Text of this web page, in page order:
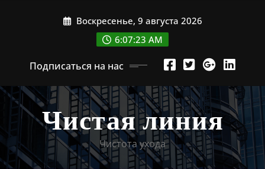
Воскресенье, 9 августа 2026
6:07:24 AM
Подписаться на нас
Чистая линия
Чистота ухода